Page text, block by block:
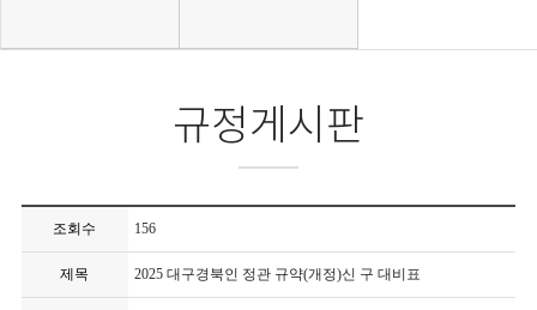
규정게시판
조회수 156
제목 2025 대구경북인 정관 규약(개정)신 구 대비표